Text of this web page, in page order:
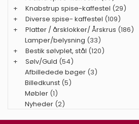
+
Knabstrup spise-kaffestel (29)
+
Diverse spise- kaffestel (109)
+
Platter / årsklokker/ Årskrus (186)
Lamper/belysning (33)
+
Bestik sølvplet, stål (120)
+
Sølv/Guld (54)
Afbilledede bøger (3)
Billedkunst (5)
Møbler (1)
Nyheder (2)